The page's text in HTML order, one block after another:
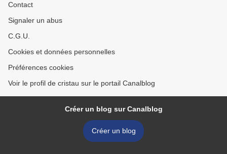
Contact
Signaler un abus
C.G.U.
Cookies et données personnelles
Préférences cookies
Voir le profil de cristau sur le portail Canalblog
Créer un blog sur Canalblog
Créer un blog